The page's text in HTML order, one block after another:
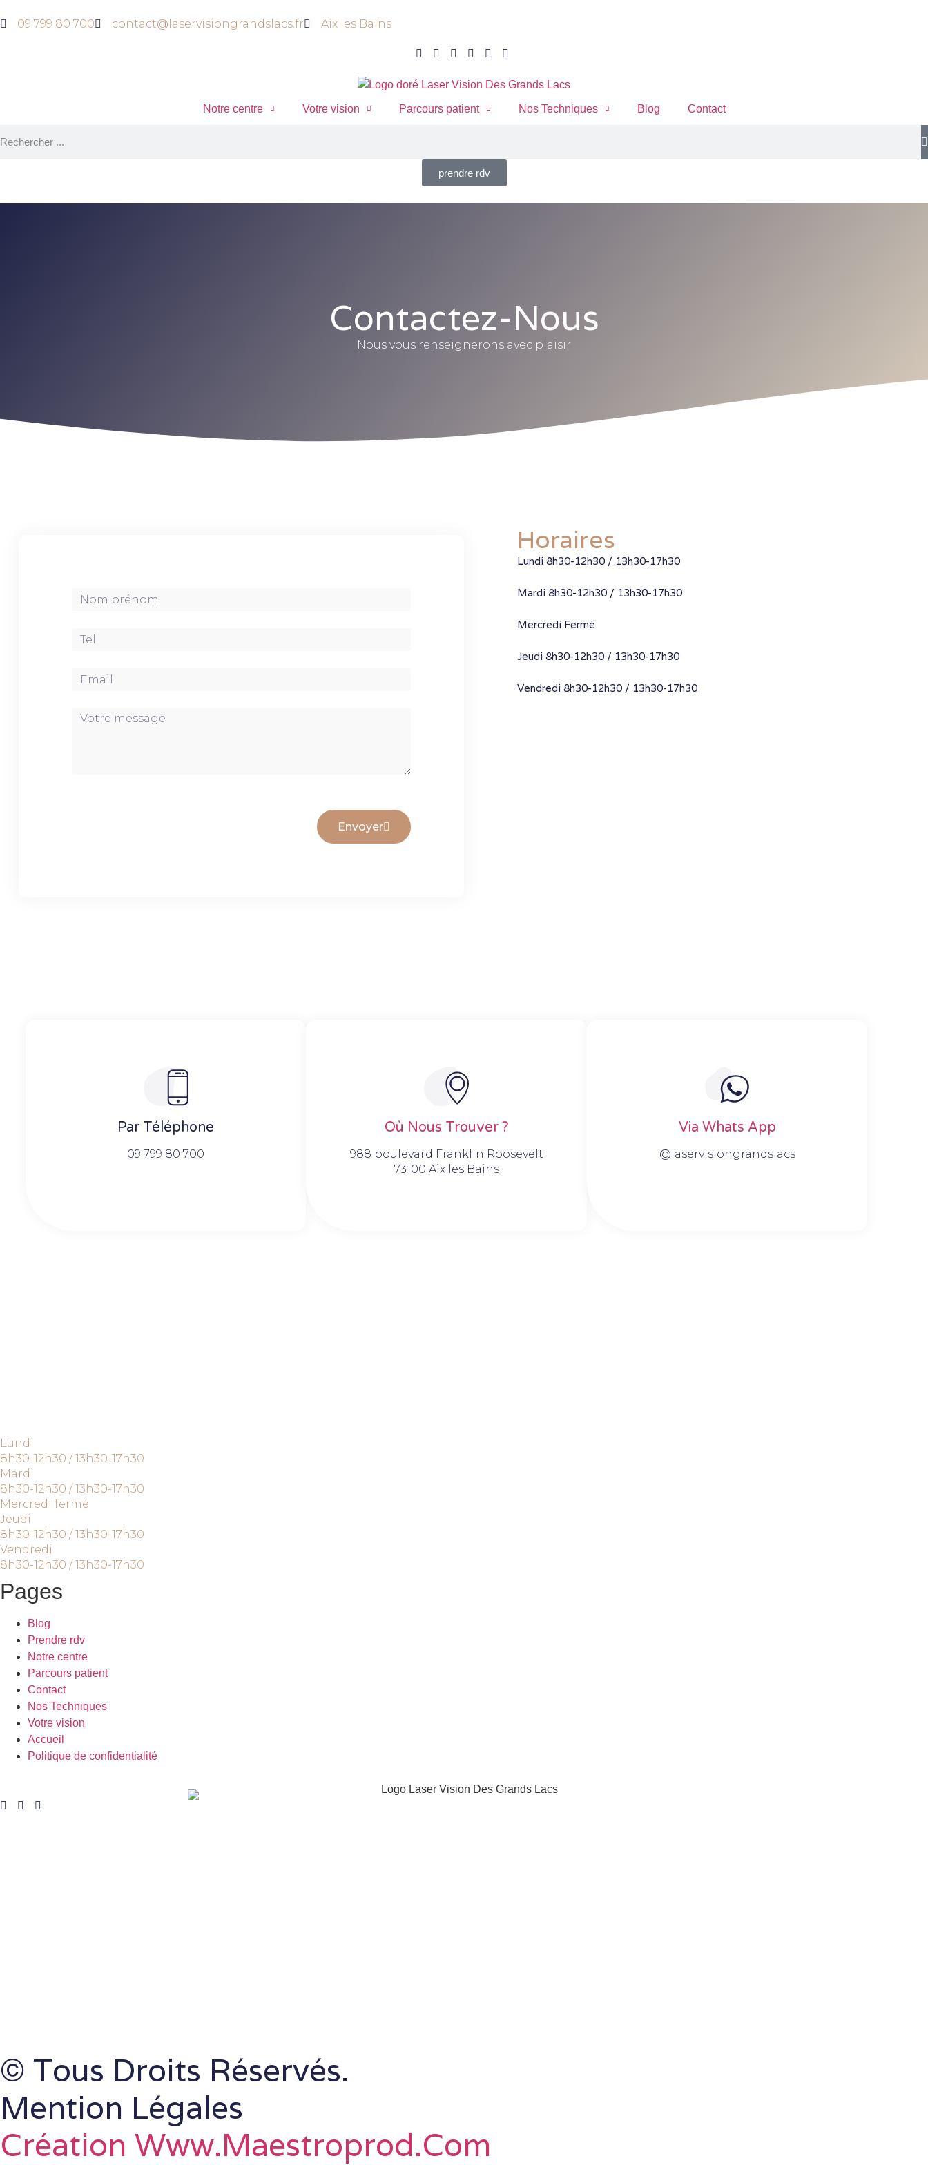
09 799 80 700 contact@laservisiongrandslacs.fr Aix les Bains
Notre centre Votre vision Parcours patient Nos Techniques Blog Contact
prendre rdv
Contactez-Nous
Nous vous renseignerons avec plaisir
Envoyer
Horaires
Lundi 8h30-12h30 / 13h30-17h30
Mardi 8h30-12h30 / 13h30-17h30
Mercredi Fermé
Jeudi 8h30-12h30 / 13h30-17h30
Vendredi 8h30-12h30 / 13h30-17h30
Par Téléphone
09 799 80 700
Où Nous Trouver ?
988 boulevard Franklin Roosevelt
73100 Aix les Bains
Via Whats App
@laservisiongrandslacs
Lundi
8h30-12h30 / 13h30-17h30
Mardi
8h30-12h30 / 13h30-17h30
Mercredi fermé
Jeudi
8h30-12h30 / 13h30-17h30
Vendredi
8h30-12h30 / 13h30-17h30
Pages
Blog
Prendre rdv
Notre centre
Parcours patient
Contact
Nos Techniques
Votre vision
Accueil
Politique de confidentialité
© Tous Droits Réservés.
Mention Légales
Création Www.maestroprod.com